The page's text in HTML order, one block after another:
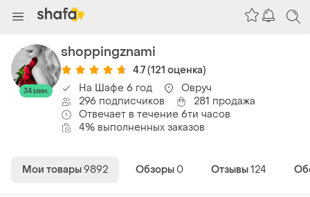
34 мин.
shoppingznami
4.7(121 оценка)
На Шафе 6 год
Овруч
296 подписчиков
281 продажа
Отвечает в течение 6ти часов
4% выполненных заказов
Мои товары9892 Обзоры 0 Отзывы124